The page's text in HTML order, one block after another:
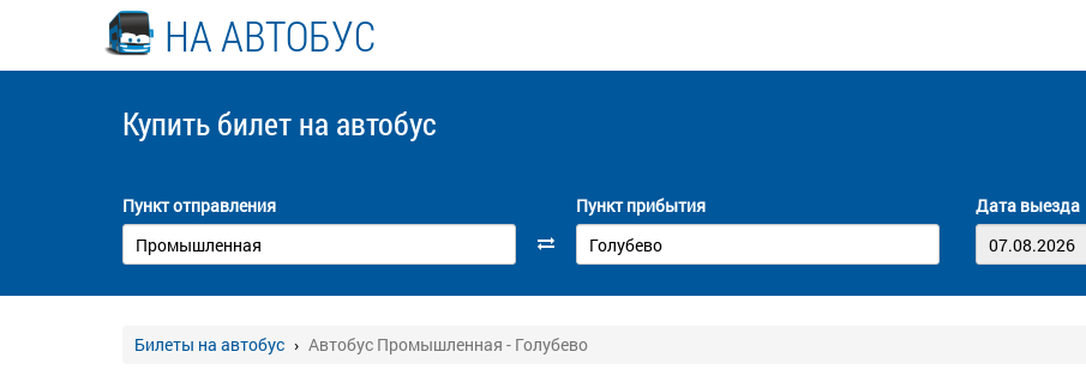
НА АВТОБУС
Купить билет на автобус
Пункт отправления Пункт прибытия Дата выезда
Билеты на автобус Автобус Промышленная - Голубево